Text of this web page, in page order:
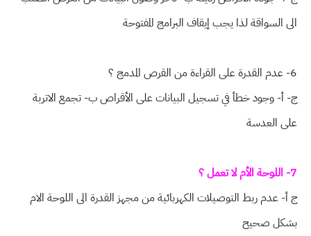
الى السواقة لذا يجب إيقاف البرامج المفتوحة
6- عدم القدرة على القراءة من القرص المدمج ؟
ج- أ- وجود خطأ في تسجيل البيانات على الأقراص ب- تجمع الاتربة
على العدسة
7- اللوحة الأم لا تعمل ؟
ج أ- عدم ربط التوصيلات الكهربائية من مجهز القدرة الى اللوحة الام
بشكل صحيح